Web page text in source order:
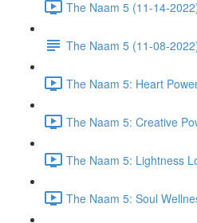
The Naam 5 (11-14-
The Naam 5 (11-08-
The Naam 5: Heart
The Naam 5: Creative
The Naam 5: Lightness
The Naam 5: Soul